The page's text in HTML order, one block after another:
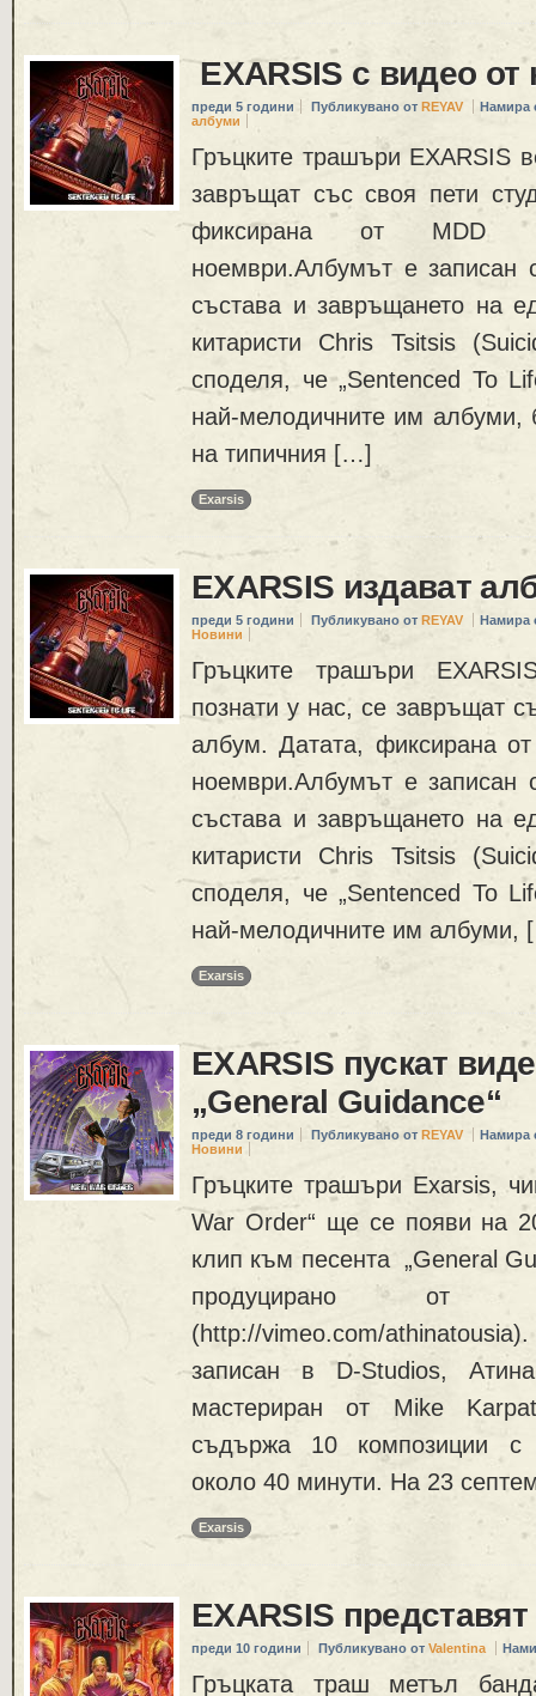
EXARSIS с видео от
преди 5 години Публикувано от REYAV
Намира
албуми
Гръцките трашъри EXARSIS
завръщат със своя пети
фиксирана от MDD
ноември.Албумът е записан
състава и завръщането на
китаристи Chris Tsitsis
споделя, че „Sentenced To
най-мелодичните им албуми,
на типичния […]
Exarsis
EXARSIS издават
преди 5 години Публикувано от REYAV
Намира
Новини
Гръцките трашъри
познати у нас, се завръщат
албум. Датата, фиксирана
ноември.Албумът е записан
състава и завръщането на
китаристи Chris Tsitsis
споделя, че „Sentenced To
най-мелодичните им албуми,
Exarsis
EXARSIS пускат
„General Guidance“
преди 8 години Публикувано от REYAV
Намира
Новини
Гръцките трашъри Exarsis,
War Order“ ще се появи на
клип към песента „General
продуцирано от
(http://vimeo.com/
записан в D-Studios,
мастериран от Mike
съдържа 10 композиции с
около 40 минути. На 23
Exarsis
EXARSIS
преди 10 години Публикувано от Valentina
Гръцката траш метъл